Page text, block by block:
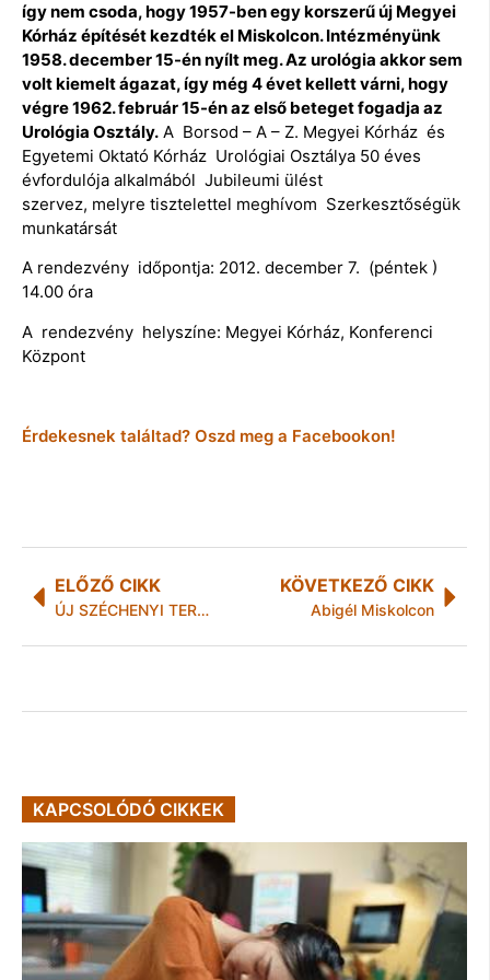
így nem csoda, hogy 1957-ben egy korszerű új Megyei
Kórház építését kezdték el Miskolcon. Intézményünk
1958. december 15-én nyílt meg. Az urológia akkor sem
volt kiemelt ágazat, így még 4 évet kellett várni, hogy
végre 1962. február 15-én az első beteget fogadja az
Urológia Osztály. A Borsod – A – Z. Megyei Kórház és
Egyetemi Oktató Kórház Urológiai Osztálya 50 éves
évfordulója alkalmából Jubileumi ülést
szervez, melyre tisztelettel meghívom Szerkesztőségük
munkatársát
A rendezvény időpontja: 2012. december 7. (péntek )
14.00 óra
A rendezvény helyszíne: Megyei Kórház, Konferenci
Központ
Érdekesnek találtad? Oszd meg a Facebookon!
ELŐZŐ CIKK
ÚJ SZÉCHENYI TERV ÓRIÁSI BILLENTYŰZET A FACTORY ARÉNÁBAN
KÖVETKEZŐ CIKK
Abigél Miskolcon
KAPCSOLÓDÓ CIKKEK